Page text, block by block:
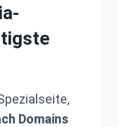
Domains